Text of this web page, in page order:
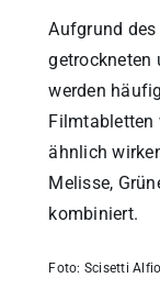
Aufgrund des
getrockneten
werden
Filmtabletten
ähnlich
Melisse,
kombiniert.
Foto: Scisetti